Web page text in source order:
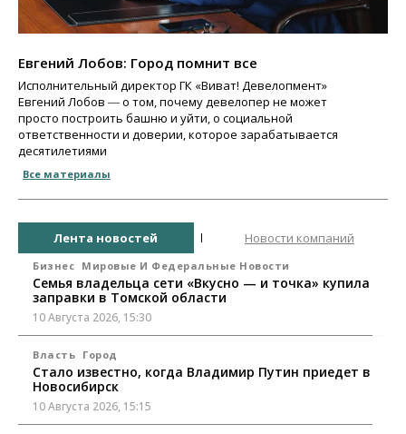
Евгений Лобов: Город помнит все
Исполнительный директор ГК «Виват! Девелопмент»
Евгений Лобов ― о том, почему девелопер не может
просто построить башню и уйти, о социальной
ответственности и доверии, которое зарабатывается
десятилетиями
Все материалы
Лента новостей Новости компаний
Бизнес Мировые И Федеральные Новости
Семья владельца сети «Вкусно — и точка» купила
заправки в Томской области
10 Августа 2026, 15:30
Власть Город
Стало известно, когда Владимир Путин приедет в
Новосибирск
10 Августа 2026, 15:15